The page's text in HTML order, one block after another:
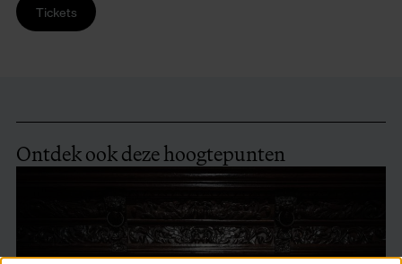
Tickets
Ontdek ook deze hoogtepunten